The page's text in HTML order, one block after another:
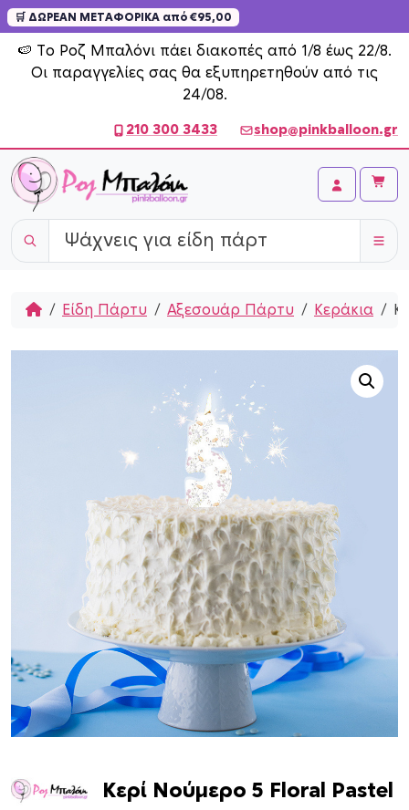
🛒 ΔΩΡΕΑΝ ΜΕΤΑΦΟΡΙΚΑ από €95,00
🍉 Το Ροζ Μπαλόνι πάει διακοπές από 1/8 έως 22/8.
Οι παραγγελίες σας θα εξυπηρετηθούν από τις
24/08.
Skip to content
210 300 3433 shop@pinkballoon.gr
Account
Cart
HomeΕίδη Πάρτυ Αξεσουάρ Πάρτυ Κεράκια
Κερί Νούμερο 5 Floral Pastel